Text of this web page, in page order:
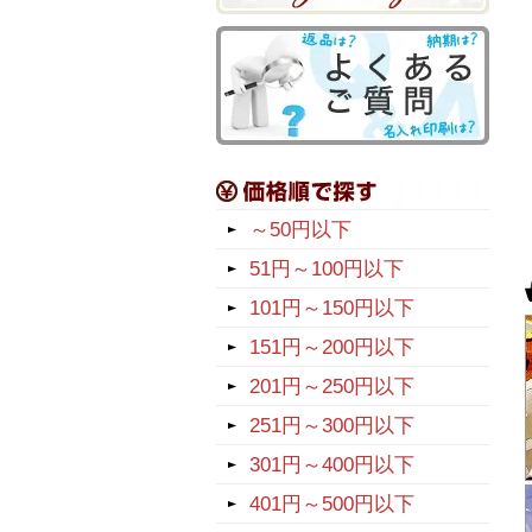
～50円以下
51円～100円以下
101円～150円以下
151円～200円以下
201円～250円以下
251円～300円以下
301円～400円以下
401円～500円以下